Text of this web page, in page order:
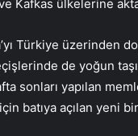
Kafkas ülkelerine
Türkiye üzerinden
de yoğun
sonları yapılan
batıya açılan yeni